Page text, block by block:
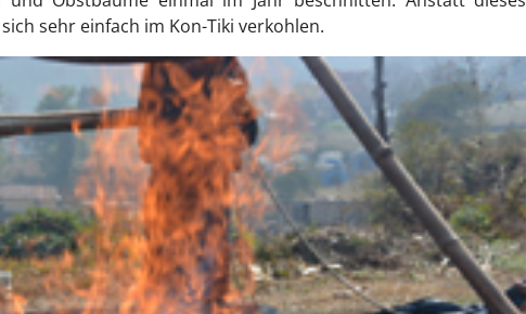
sehr einfach im Kon-Tiki verkohlen.